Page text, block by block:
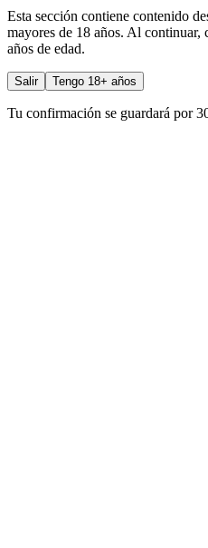
Esta sección contiene contenido
mayores de 18 años. Al continuar,
años de edad.
Salir Tengo 18+ años
Tu confirmación se guardará por